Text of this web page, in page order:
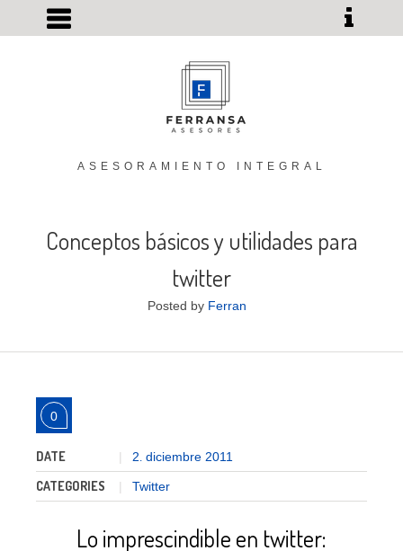
ASESORAMIENTO INTEGRAL
Conceptos básicos y utilidades para
twitter
Posted by Ferran
0
DATE 2. diciembre 2011
CATEGORIES Twitter
Lo imprescindible en twitter: